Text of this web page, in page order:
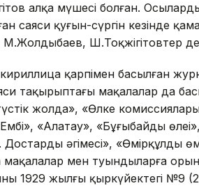
алқа мүшесі болған.
саяси қуғын-сүргін кезінде
М.Жолдыбаев, Ш.Тоқжігітовтер
қарпімен басылған
тақырыптағы мақалалар да
жолда», «Өлке
«Алатау», «Бұғыбайдың
әңгімесі», «Өмірқұлдың
мақалалар мен туындыларға орын
1929 жылғы қыркүйектегі №9